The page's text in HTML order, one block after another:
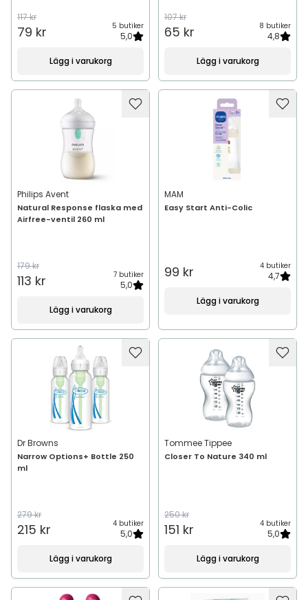
117 kr
79 kr 5 butiker
5,0
Lägg i varukorg
107 kr
65 kr 8 butiker
4,8
Lägg i varukorg
Philips Avent
Natural Response flaska med
Airfree-ventil 260 ml
179 kr
113 kr 7 butiker
5,0
Lägg i varukorg
MAM
Easy Start Anti-Colic
99 kr 4 butiker
4,7
Lägg i varukorg
Dr Browns
Narrow Options+ Bottle 250
ml
279 kr
215 kr 4 butiker
5,0
Lägg i varukorg
Tommee Tippee
Closer To Nature 340 ml
250 kr
151 kr 4 butiker
5,0
Lägg i varukorg